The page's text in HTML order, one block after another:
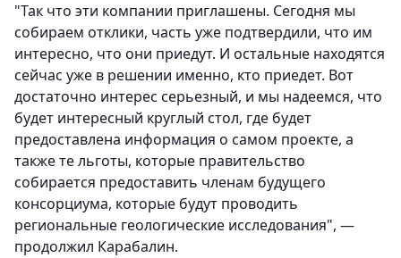
"Так что эти компании приглашены. Сегодня мы
собираем отклики, часть уже подтвердили, что им
интересно, что они приедут. И остальные находятся
сейчас уже в решении именно, кто приедет. Вот
достаточно интерес серьезный, и мы надеемся, что
будет интересный круглый стол, где будет
предоставлена информация о самом проекте, а
также те льготы, которые правительство
собирается предоставить членам будущего
консорциума, которые будут проводить
региональные геологические исследования", —
продолжил Карабалин.